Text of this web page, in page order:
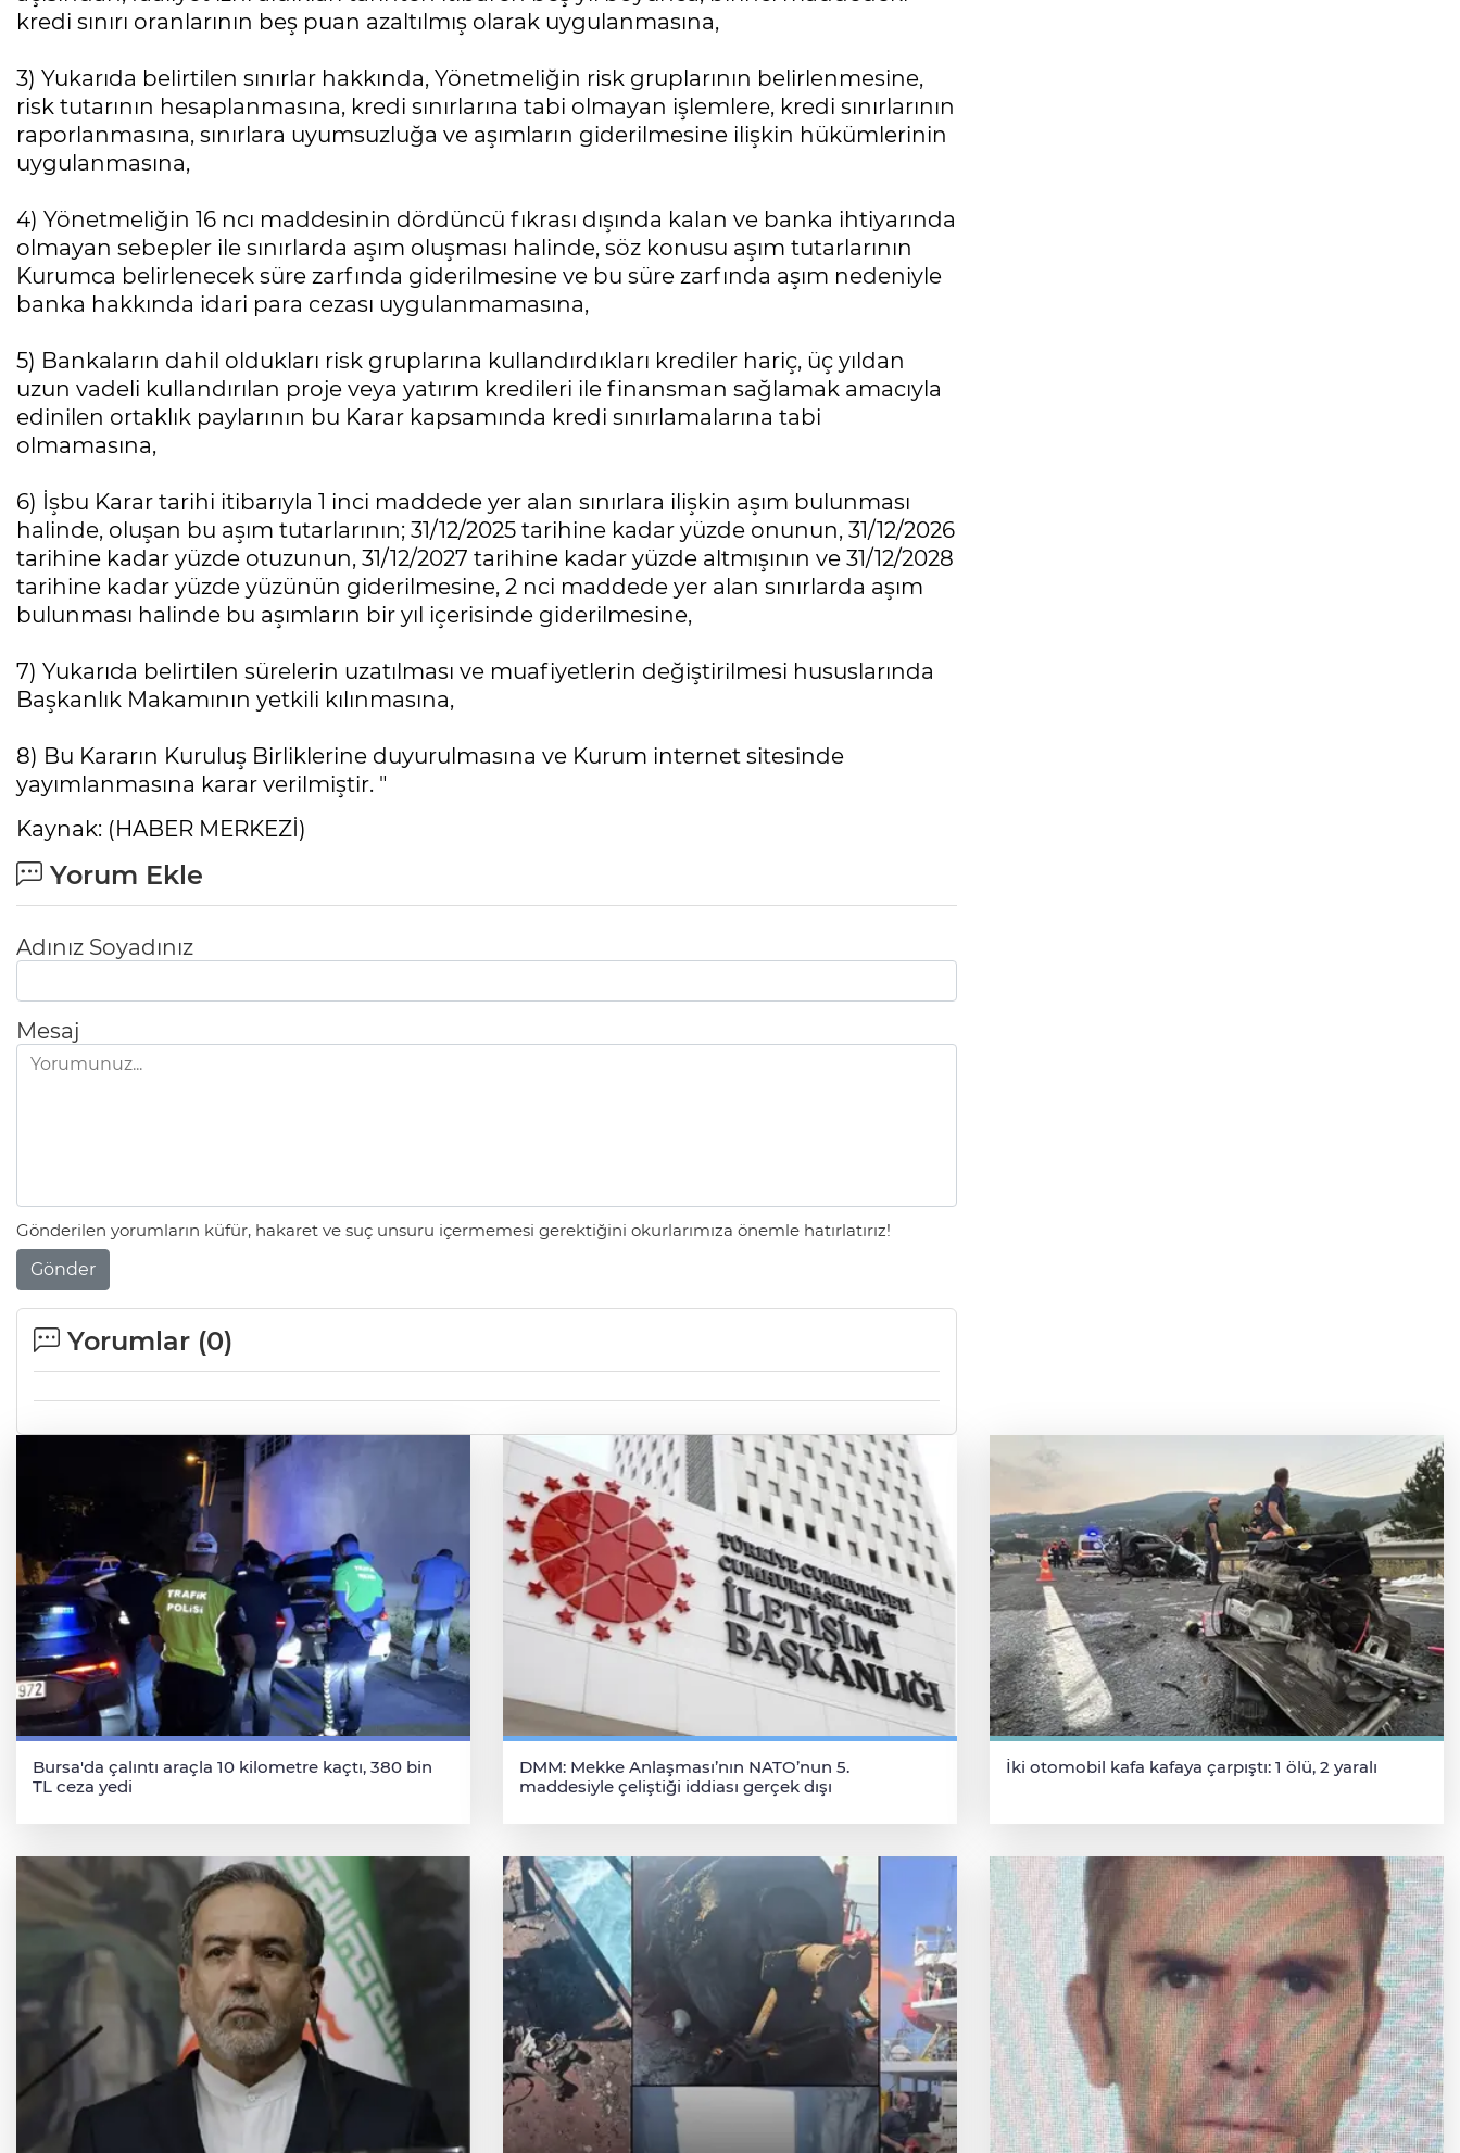
kredi sınırı oranlarının beş puan azaltılmış olarak uygulanmasına,
3) Yukarıda belirtilen sınırlar hakkında, Yönetmeliğin risk gruplarının belirlenmesine,
risk tutarının hesaplanmasına, kredi sınırlarına tabi olmayan işlemlere, kredi sınırlarının
raporlanmasına, sınırlara uyumsuzluğa ve aşımların giderilmesine ilişkin hükümlerinin
uygulanmasına,
4) Yönetmeliğin 16 ncı maddesinin dördüncü fıkrası dışında kalan ve banka ihtiyarında
olmayan sebepler ile sınırlarda aşım oluşması halinde, söz konusu aşım tutarlarının
Kurumca belirlenecek süre zarfında giderilmesine ve bu süre zarfında aşım nedeniyle
banka hakkında idari para cezası uygulanmamasına,
5) Bankaların dahil oldukları risk gruplarına kullandırdıkları krediler hariç, üç yıldan
uzun vadeli kullandırılan proje veya yatırım kredileri ile finansman sağlamak amacıyla
edinilen ortaklık paylarının bu Karar kapsamında kredi sınırlamalarına tabi
olmamasına,
6) İşbu Karar tarihi itibarıyla 1 inci maddede yer alan sınırlara ilişkin aşım bulunması
halinde, oluşan bu aşım tutarlarının; 31/12/2025 tarihine kadar yüzde onunun, 31/12/2026
tarihine kadar yüzde otuzunun, 31/12/2027 tarihine kadar yüzde altmışının ve 31/12/2028
tarihine kadar yüzde yüzünün giderilmesine, 2 nci maddede yer alan sınırlarda aşım
bulunması halinde bu aşımların bir yıl içerisinde giderilmesine,
7) Yukarıda belirtilen sürelerin uzatılması ve muafiyetlerin değiştirilmesi hususlarında
Başkanlık Makamının yetkili kılınmasına,
8) Bu Kararın Kuruluş Birliklerine duyurulmasına ve Kurum internet sitesinde
yayımlanmasına karar verilmiştir. "
Kaynak: (HABER MERKEZİ)
Yorum Ekle
Adınız Soyadınız
Mesaj
Gönderilen yorumların küfür, hakaret ve suç unsuru içermemesi gerektiğini okurlarımıza önemle hatırlatırız!
Gönder
Yorumlar (0)
Bursa'da çalıntı araçla 10 kilometre kaçtı, 380 bin
TL ceza yedi
DMM: Mekke Anlaşması’nın NATO’nun 5.
maddesiyle çeliştiği iddiası gerçek dışı
İki otomobil kafa kafaya çarpıştı: 1 ölü, 2 yaralı